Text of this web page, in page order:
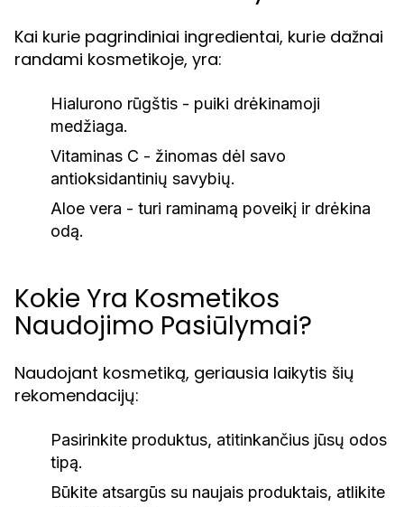
Kai kurie pagrindiniai ingredientai, kurie dažnai
randami kosmetikoje, yra:
Hialurono rūgštis - puiki drėkinamoji
medžiaga.
Vitaminas C - žinomas dėl savo
antioksidantinių savybių.
Aloe vera - turi raminamą poveikį ir drėkina
odą.
Kokie Yra Kosmetikos
Naudojimo Pasiūlymai?
Naudojant kosmetiką, geriausia laikytis šių
rekomendacijų:
Pasirinkite produktus, atitinkančius jūsų odos
tipą.
Būkite atsargūs su naujais produktais, atlikite